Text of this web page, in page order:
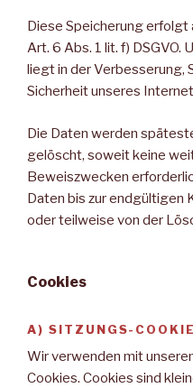
Diese Speicherung
Art. 6 Abs. 1 lit. f)
liegt in der Verbesserung,
Sicherheit unseres
Die Daten werden
gelöscht, soweit keine
Beweiszwecken
Daten bis zur endgültigen
oder teilweise von der
Cookies
A) SITZUNGS-
Wir verwenden mit
Cookies. Cookies sind